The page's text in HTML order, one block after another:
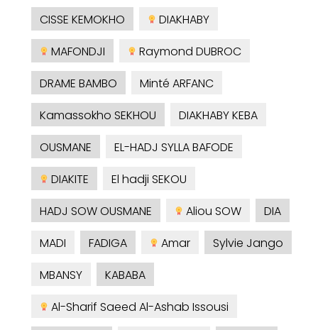
CISSE KEMOKHO
DIAKHABY
MAFONDJI
Raymond DUBROC
DRAME BAMBO
Minté ARFANC
Kamassokho SEKHOU
DIAKHABY KEBA
OUSMANE
EL-HADJ SYLLA BAFODE
DIAKITE
El hadji SEKOU
HADJ SOW OUSMANE
Aliou SOW
DIA
MADI
FADIGA Amar
Sylvie Jango
MBANSY
KABABA
Al-Sharif Saeed Al-Ashab Issousi